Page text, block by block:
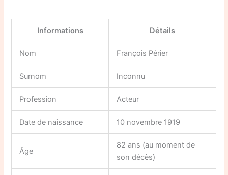
Informations Détails
Nom François Périer
Surnom Inconnu
Profession Acteur
Date de naissance 10 novembre 1919
Âge
82 ans (au moment de
son décès)